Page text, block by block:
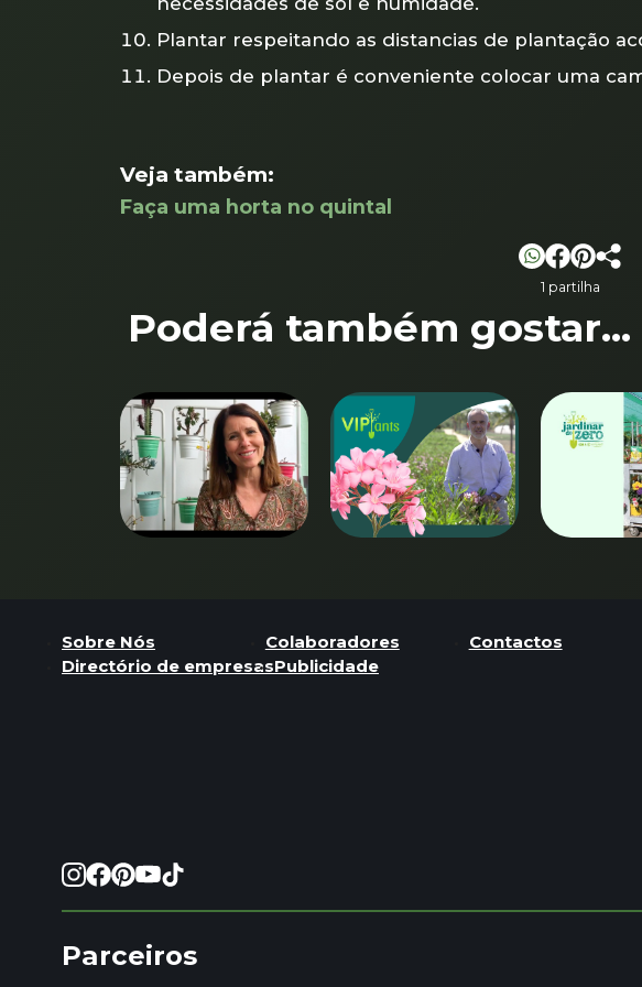
Plantar respeitando as distancias de plantação
Depois de plantar é conveniente colocar uma
Veja também:
Faça uma horta no quintal
1 partilha
Poderá também gostar...
Sobre Nós Colaboradores
Contactos
Directório de empresasPublicidade
Parceiros